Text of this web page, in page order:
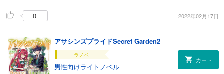
0 2022年02月17日
アサシンズプライドSecret Garden2
ラノベ
男性向けライトノベル
カート